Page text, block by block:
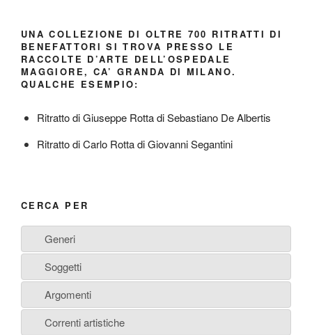
UNA COLLEZIONE DI OLTRE 700 RITRATTI DI
BENEFATTORI SI TROVA PRESSO LE
RACCOLTE D’ARTE DELL’OSPEDALE
MAGGIORE, CA’ GRANDA DI MILANO.
QUALCHE ESEMPIO:
Ritratto di Giuseppe Rotta di Sebastiano De Albertis
Ritratto di Carlo Rotta di Giovanni Segantini
CERCA PER
Generi
Soggetti
Argomenti
Correnti artistiche